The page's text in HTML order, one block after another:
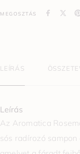
MEGOSZTÁS
LEÍRÁS
Leírás
Az Aromatica
sós radírozó